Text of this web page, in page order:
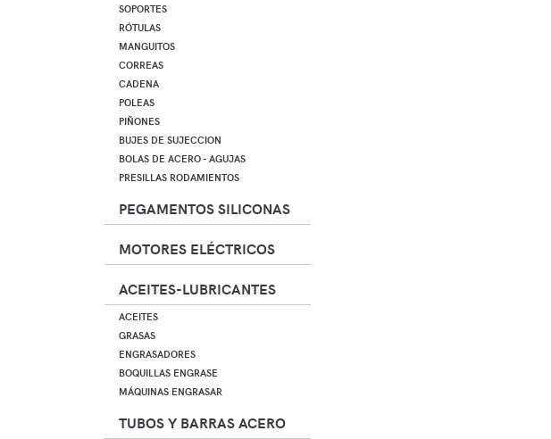
SOPORTES
RÓTULAS
MANGUITOS
CORREAS
CADENA
POLEAS
PIÑONES
BUJES DE SUJECCION
BOLAS DE ACERO - AGUJAS
PRESILLAS RODAMIENTOS
PEGAMENTOS SILICONAS
MOTORES ELÉCTRICOS
ACEITES-LUBRICANTES
ACEITES
GRASAS
ENGRASADORES
BOQUILLAS ENGRASE
MÁQUINAS ENGRASAR
TUBOS Y BARRAS ACERO